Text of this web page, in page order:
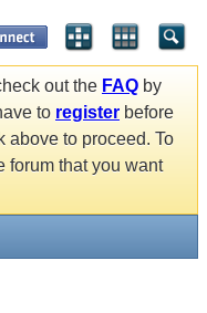
out the FAQ by
to register before
above to proceed. To
forum that you want